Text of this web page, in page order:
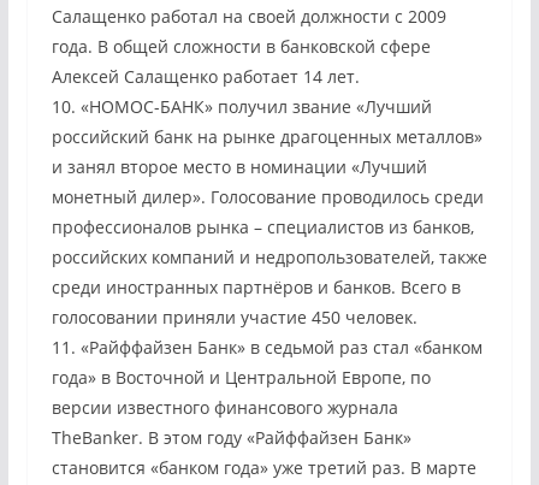
Салащенко работал на своей должности с 2009
года. В общей сложности в банковской сфере
Алексей Салащенко работает 14 лет.
10. «НОМОС-БАНК» получил звание «Лучший
российский банк на рынке драгоценных металлов»
и занял второе место в номинации «Лучший
монетный дилер». Голосование проводилось среди
профессионалов рынка – специалистов из банков,
российских компаний и недропользователей, также
среди иностранных партнёров и банков. Всего в
голосовании приняли участие 450 человек.
11. «Райффайзен Банк» в седьмой раз стал «банком
года» в Восточной и Центральной Европе, по
версии известного финансового журнала
TheBanker. В этом году «Райффайзен Банк»
становится «банком года» уже третий раз. В марте